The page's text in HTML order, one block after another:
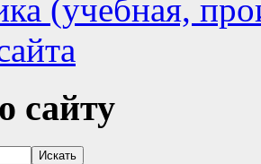
(учебная,
сайту